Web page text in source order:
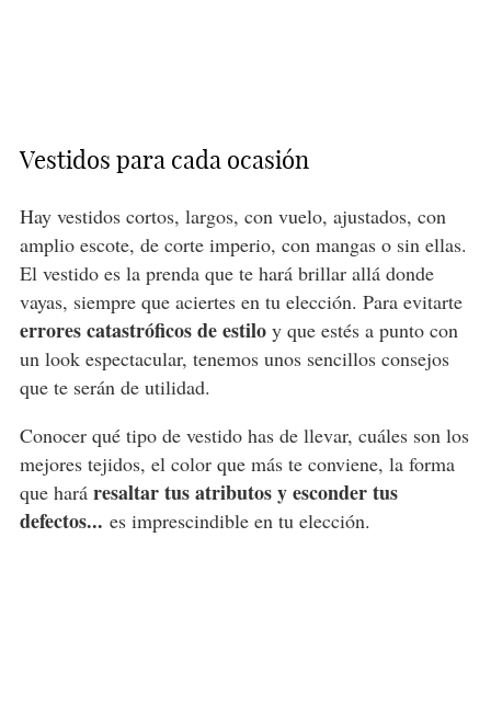
Vestidos para cada ocasión
Hay vestidos cortos, largos, con vuelo, ajustados, con
amplio escote, de corte imperio, con mangas o sin ellas.
El vestido es la prenda que te hará brillar allá donde
vayas, siempre que aciertes en tu elección. Para evitarte
errores catastróficos de estiloy que estés a punto con
un look espectacular, tenemos unos sencillos consejos
que te serán de utilidad.
Conocer qué tipo de vestido has de llevar, cuáles son los
mejores tejidos, el color que más te conviene, la forma
que hará resaltar tus atributos y esconder tus
defectos... es imprescindible en tu elección.